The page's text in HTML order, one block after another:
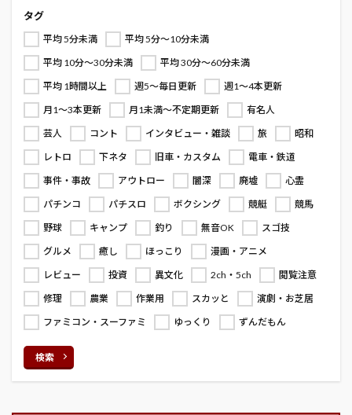
タグ
平均 5分未満
平均 5分～10分未満
平均 10分～30分未満
平均 30分～60分未満
平均 1時間以上
週5～毎日更新
週1～4本更新
月1～3本更新
月1未満～不定期更新
有名人
芸人
コント インタビュー・雑談 旅
昭和
レトロ
下ネタ 旧車・カスタム
電車・鉄道
事件・事故
アウトロー 闇深 廃墟
心霊
パチンコ
パチスロ ボクシング 競艇
競馬
野球
キャンプ 釣り 無音OK
スゴ技
グルメ
癒し ほっこり
漫画・アニメ
レビュー
投資 異文化 2ch・5ch
閲覧注意
修理
農業 作業用 スカッと
演劇・お芝居
ファミコン・スーファミ
ゆっくり ずんだもん
検索